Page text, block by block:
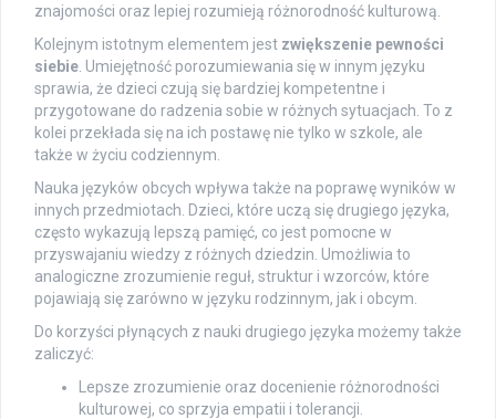
znajomości oraz lepiej rozumieją różnorodność kulturową.
Kolejnym istotnym elementem jest zwiększenie pewności
siebie . Umiejętność porozumiewania się w innym języku
sprawia, że dzieci czują się bardziej kompetentne i
przygotowane do radzenia sobie w różnych sytuacjach. To z
kolei przekłada się na ich postawę nie tylko w szkole, ale
także w życiu codziennym.
Nauka języków obcych wpływa także na poprawę wyników w
innych przedmiotach. Dzieci, które uczą się drugiego języka,
często wykazują lepszą pamięć, co jest pomocne w
przyswajaniu wiedzy z różnych dziedzin. Umożliwia to
analogiczne zrozumienie reguł, struktur i wzorców, które
pojawiają się zarówno w języku rodzinnym, jak i obcym.
Do korzyści płynących z nauki drugiego języka możemy także
zaliczyć:
Lepsze zrozumienie oraz docenienie różnorodności
kulturowej, co sprzyja empatii i tolerancji.